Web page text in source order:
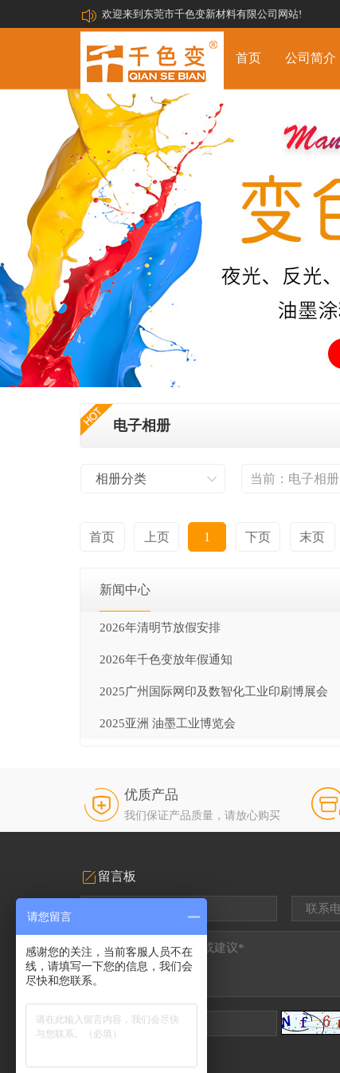
欢迎来到东莞市千色变新材料有限公司网站!
首页 公司简介
电子相册
相册分类 当前： 电子相册
首页 上页 1 下页 末页
新闻中心
2026年清明节放假安排
2026年千色变放年假通知
2025广州国际网印及数智化工业印刷博展会
2025亚洲 油墨工业博览会
优质产品
我们保证产品质量，请放心购买
留言板
请您留言
感谢您的关注，当前客服人员不在
线，请填写一下您的信息，我们会
尽快和您联系。